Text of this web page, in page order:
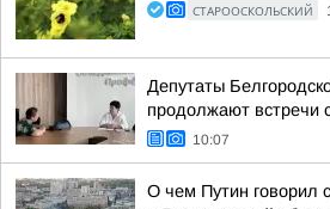
СТАРООСКОЛЬСКИЙ
Депутаты
продолжают встречи
10:07
О чем Путин говорил